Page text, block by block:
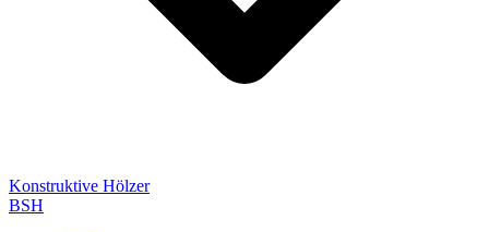
Konstruktive Hölzer
BSH